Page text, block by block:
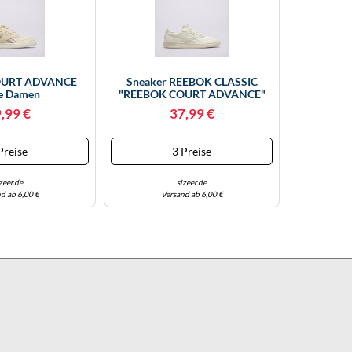
ADVANCE
Damen
€
ab 6,00 €
Sneaker REEBOK CLASSIC
"REEBOK COURT ADVANCE"
Gr. 38, Weiß (offwhite) Schuhe
(86798344-38) Offwhite
37,99 €
3 Preise
sizeer.de
Versand ab 6,00 €